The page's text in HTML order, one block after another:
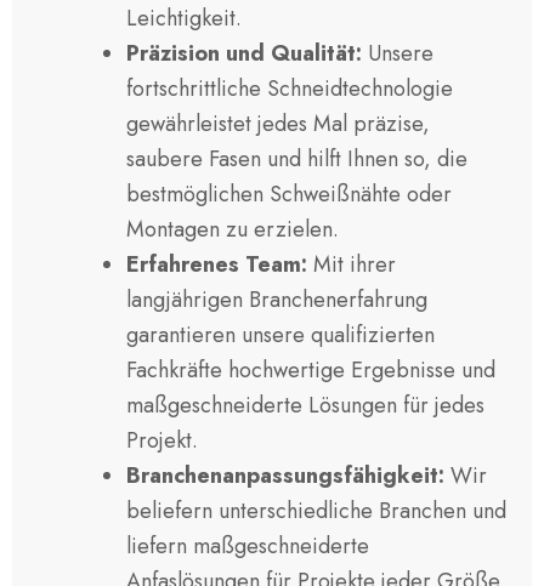
Leichtigkeit.
Präzision und Qualität: Unsere
fortschrittliche Schneidtechnologie
gewährleistet jedes Mal präzise,
saubere Fasen und hilft Ihnen so, die
bestmöglichen Schweißnähte oder
Montagen zu erzielen.
Erfahrenes Team: Mit ihrer
langjährigen Branchenerfahrung
garantieren unsere qualifizierten
Fachkräfte hochwertige Ergebnisse und
maßgeschneiderte Lösungen für jedes
Projekt.
Branchenanpassungsfähigkeit: Wir
beliefern unterschiedliche Branchen und
liefern maßgeschneiderte